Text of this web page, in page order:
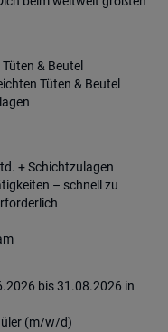
& Beutel
Tüten & Beutel
+ Schichtzulagen
– schnell zu
bis 31.08.2026 in
(m/w/d)